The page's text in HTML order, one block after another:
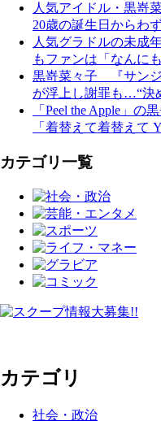
人気アイドル・黒嵜
20歳の誕生日からわ
人気グラドルの未成
もファンは「なんに
黒嵜菜々子 『サンジ
が浮上し謝罪も…“決
「Peel the Apple」
「着替えて着替えて
カテゴリ一覧
カテゴリ
社会・政治